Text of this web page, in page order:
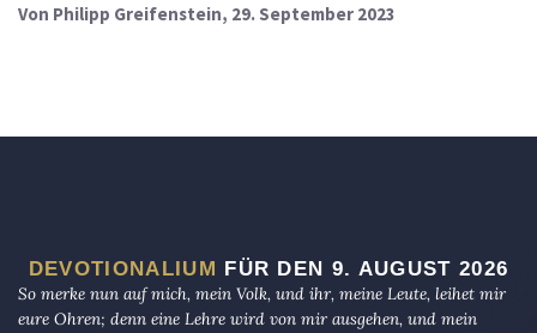
Von Philipp Greifenstein, 29. September 2023
DEVOTIONALIUM FÜR DEN 9. AUGUST 2026
So merke nun auf mich, mein Volk, und ihr, meine Leute, leihet mir
eure Ohren; denn eine Lehre wird von mir ausgehen, und mein